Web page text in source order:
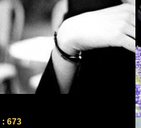
: 673